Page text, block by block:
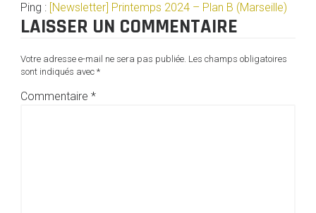
Ping : [Newsletter] Printemps 2024 – Plan B (Marseille)
LAISSER UN COMMENTAIRE
Votre adresse e-mail ne sera pas publiée. Les champs obligatoires
sont indiqués avec *
Commentaire *